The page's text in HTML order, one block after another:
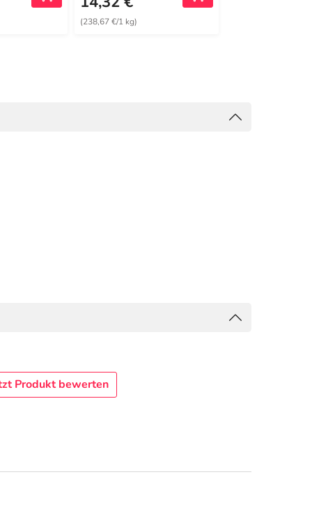
(238,67 €/1 kg)
Produkt bewerten